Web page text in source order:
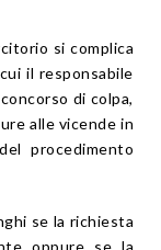
si complica
il responsabile
di colpa,
alle vicende in
procedimento
se la richiesta
oppure se la